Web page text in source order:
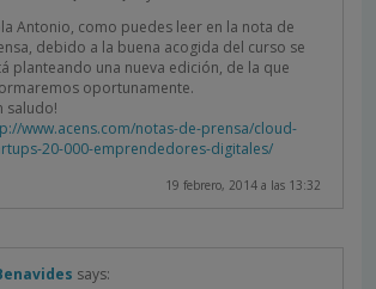
19 febrero, 2014 a las 13:32
Antonio, como puedes leer en la nota de
debido a la buena acogida del curso se
planteando una nueva edición, de la que
oportunamente.
saludo!
www.acens.com/notas-de-prensa/cloud-
20-000-emprendedores-digitales/
says: